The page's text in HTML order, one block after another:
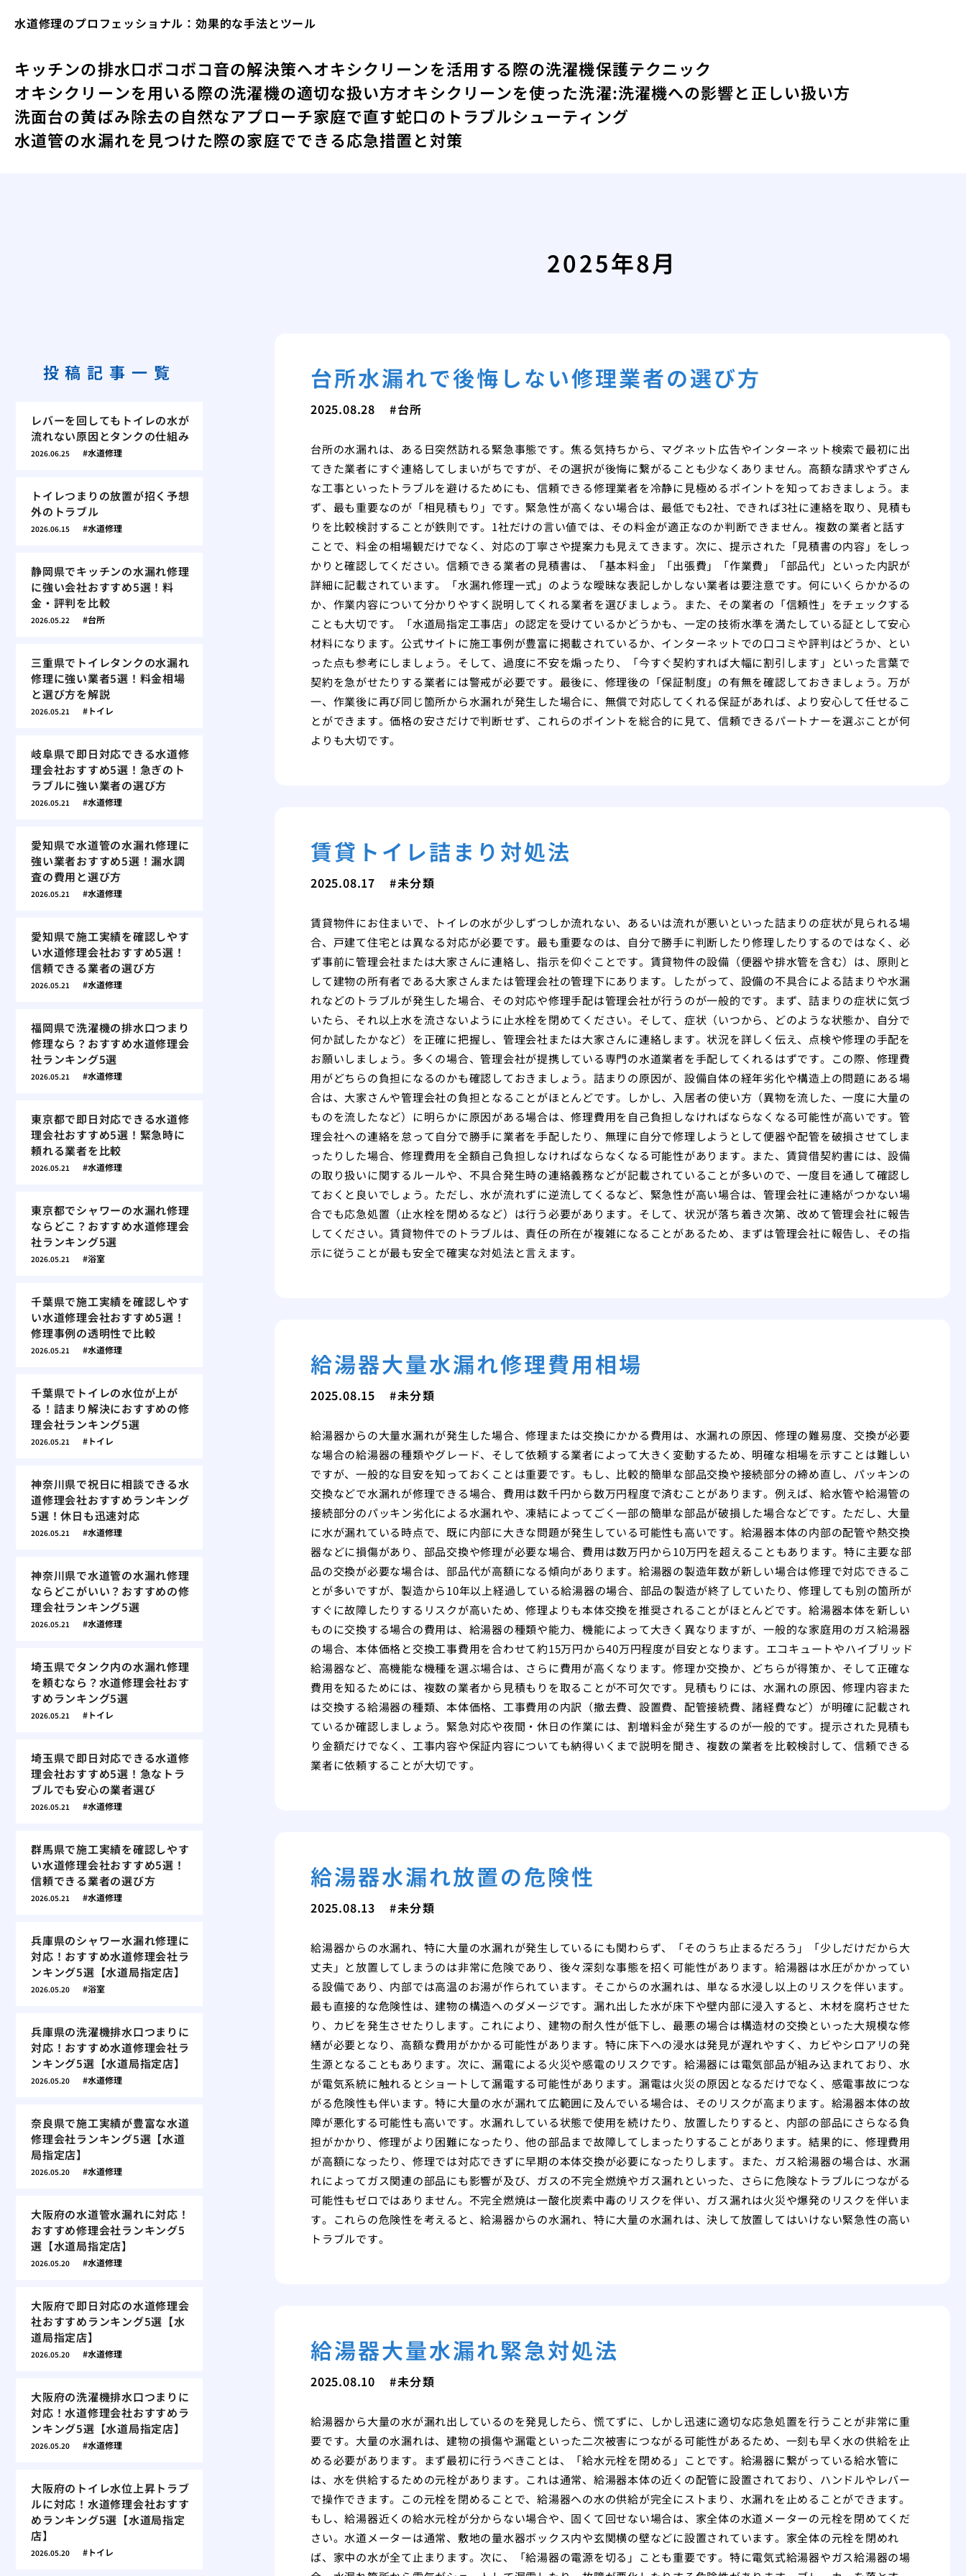
水道修理のプロフェッショナル：効果的な手法とツール
キッチンの排水口ボコボコ音の解決策へオキシクリーンを活用する際の洗濯機保護テクニック
オキシクリーンを用いる際の洗濯機の適切な扱い方オキシクリーンを使った洗濯:洗濯機への影響と正しい扱い方
洗面台の黄ばみ除去の自然なアプローチ家庭で直す蛇口のトラブルシューティング
水道管の水漏れを見つけた際の家庭でできる応急措置と対策
2025年8月
台所水漏れで後悔しない修理業者の選び方
2025.08.28 台所
台所の水漏れは、ある日突然訪れる緊急事態です。焦る気持ちから、マグネット広告やインターネット検索で最初に出
てきた業者にすぐ連絡してしまいがちですが、その選択が後悔に繋がることも少なくありません。高額な請求やずさん
な工事といったトラブルを避けるためにも、信頼できる修理業者を冷静に見極めるポイントを知っておきましょう。ま
ず、最も重要なのが「相見積もり」です。緊急性が高くない場合は、最低でも2社、できれば3社に連絡を取り、見積も
りを比較検討することが鉄則です。1社だけの言い値では、その料金が適正なのか判断できません。複数の業者と話す
ことで、料金の相場観だけでなく、対応の丁寧さや提案力も見えてきます。次に、提示された「見積書の内容」をしっ
かりと確認してください。信頼できる業者の見積書は、「基本料金」「出張費」「作業費」「部品代」といった内訳が
詳細に記載されています。「水漏れ修理一式」のような曖昧な表記しかしない業者は要注意です。何にいくらかかるの
か、作業内容について分かりやすく説明してくれる業者を選びましょう。また、その業者の「信頼性」をチェックする
ことも大切です。「水道局指定工事店」の認定を受けているかどうかも、一定の技術水準を満たしている証として安心
材料になります。公式サイトに施工事例が豊富に掲載されているか、インターネットでの口コミや評判はどうか、とい
った点も参考にしましょう。そして、過度に不安を煽ったり、「今すぐ契約すれば大幅に割引します」といった言葉で
契約を急がせたりする業者には警戒が必要です。最後に、修理後の「保証制度」の有無を確認しておきましょう。万が
一、作業後に再び同じ箇所から水漏れが発生した場合に、無償で対応してくれる保証があれば、より安心して任せるこ
とができます。価格の安さだけで判断せず、これらのポイントを総合的に見て、信頼できるパートナーを選ぶことが何
よりも大切です。
賃貸トイレ詰まり対処法
2025.08.17 未分類
賃貸物件にお住まいで、トイレの水が少しずつしか流れない、あるいは流れが悪いといった詰まりの症状が見られる場
合、戸建て住宅とは異なる対応が必要です。最も重要なのは、自分で勝手に判断したり修理したりするのではなく、必
ず事前に管理会社または大家さんに連絡し、指示を仰ぐことです。賃貸物件の設備（便器や排水管を含む）は、原則と
して建物の所有者である大家さんまたは管理会社の管理下にあります。したがって、設備の不具合による詰まりや水漏
れなどのトラブルが発生した場合、その対応や修理手配は管理会社が行うのが一般的です。まず、詰まりの症状に気づ
いたら、それ以上水を流さないように止水栓を閉めてください。そして、症状（いつから、どのような状態か、自分で
何か試したかなど）を正確に把握し、管理会社または大家さんに連絡します。状況を詳しく伝え、点検や修理の手配を
お願いしましょう。多くの場合、管理会社が提携している専門の水道業者を手配してくれるはずです。この際、修理費
用がどちらの負担になるのかも確認しておきましょう。詰まりの原因が、設備自体の経年劣化や構造上の問題にある場
合は、大家さんや管理会社の負担となることがほとんどです。しかし、入居者の使い方（異物を流した、一度に大量の
ものを流したなど）に明らかに原因がある場合は、修理費用を自己負担しなければならなくなる可能性が高いです。管
理会社への連絡を怠って自分で勝手に業者を手配したり、無理に自分で修理しようとして便器や配管を破損させてしま
ったりした場合、修理費用を全額自己負担しなければならなくなる可能性があります。また、賃貸借契約書には、設備
の取り扱いに関するルールや、不具合発生時の連絡義務などが記載されていることが多いので、一度目を通して確認し
ておくと良いでしょう。ただし、水が流れずに逆流してくるなど、緊急性が高い場合は、管理会社に連絡がつかない場
合でも応急処置（止水栓を閉めるなど）は行う必要があります。そして、状況が落ち着き次第、改めて管理会社に報告
してください。賃貸物件でのトラブルは、責任の所在が複雑になることがあるため、まずは管理会社に報告し、その指
示に従うことが最も安全で確実な対処法と言えます。
給湯器大量水漏れ修理費用相場
2025.08.15 未分類
給湯器からの大量水漏れが発生した場合、修理または交換にかかる費用は、水漏れの原因、修理の難易度、交換が必要
な場合の給湯器の種類やグレード、そして依頼する業者によって大きく変動するため、明確な相場を示すことは難しい
ですが、一般的な目安を知っておくことは重要です。もし、比較的簡単な部品交換や接続部分の締め直し、パッキンの
交換などで水漏れが修理できる場合、費用は数千円から数万円程度で済むことがあります。例えば、給水管や給湯管の
接続部分のパッキン劣化による水漏れや、凍結によってごく一部の簡単な部品が破損した場合などです。ただし、大量
に水が漏れている時点で、既に内部に大きな問題が発生している可能性も高いです。給湯器本体の内部の配管や熱交換
器などに損傷があり、部品交換や修理が必要な場合、費用は数万円から10万円を超えることもあります。特に主要な部
品の交換が必要な場合は、部品代が高額になる傾向があります。給湯器の製造年数が新しい場合は修理で対応できるこ
とが多いですが、製造から10年以上経過している給湯器の場合、部品の製造が終了していたり、修理しても別の箇所が
すぐに故障したりするリスクが高いため、修理よりも本体交換を推奨されることがほとんどです。給湯器本体を新しい
ものに交換する場合の費用は、給湯器の種類や能力、機能によって大きく異なりますが、一般的な家庭用のガス給湯器
の場合、本体価格と交換工事費用を合わせて約15万円から40万円程度が目安となります。エコキュートやハイブリッド
給湯器など、高機能な機種を選ぶ場合は、さらに費用が高くなります。修理か交換か、どちらが得策か、そして正確な
費用を知るためには、複数の業者から見積もりを取ることが不可欠です。見積もりには、水漏れの原因、修理内容また
は交換する給湯器の種類、本体価格、工事費用の内訳（撤去費、設置費、配管接続費、諸経費など）が明確に記載され
ているか確認しましょう。緊急対応や夜間・休日の作業には、割増料金が発生するのが一般的です。提示された見積も
り金額だけでなく、工事内容や保証内容についても納得いくまで説明を聞き、複数の業者を比較検討して、信頼できる
業者に依頼することが大切です。
給湯器水漏れ放置の危険性
2025.08.13 未分類
給湯器からの水漏れ、特に大量の水漏れが発生しているにも関わらず、「そのうち止まるだろう」「少しだけだから大
丈夫」と放置してしまうのは非常に危険であり、後々深刻な事態を招く可能性があります。給湯器は水圧がかかってい
る設備であり、内部では高温のお湯が作られています。そこからの水漏れは、単なる水浸し以上のリスクを伴います。
最も直接的な危険性は、建物の構造へのダメージです。漏れ出した水が床下や壁内部に浸入すると、木材を腐朽させた
り、カビを発生させたりします。これにより、建物の耐久性が低下し、最悪の場合は構造材の交換といった大規模な修
繕が必要となり、高額な費用がかかる可能性があります。特に床下への浸水は発見が遅れやすく、カビやシロアリの発
生源となることもあります。次に、漏電による火災や感電のリスクです。給湯器には電気部品が組み込まれており、水
が電気系統に触れるとショートして漏電する可能性があります。漏電は火災の原因となるだけでなく、感電事故につな
がる危険性も伴います。特に大量の水が漏れて広範囲に及んでいる場合は、そのリスクが高まります。給湯器本体の故
障が悪化する可能性も高いです。水漏れしている状態で使用を続けたり、放置したりすると、内部の部品にさらなる負
担がかかり、修理がより困難になったり、他の部品まで故障してしまったりすることがあります。結果的に、修理費用
が高額になったり、修理では対応できずに早期の本体交換が必要になったりします。また、ガス給湯器の場合は、水漏
れによってガス関連の部品にも影響が及び、ガスの不完全燃焼やガス漏れといった、さらに危険なトラブルにつながる
可能性もゼロではありません。不完全燃焼は一酸化炭素中毒のリスクを伴い、ガス漏れは火災や爆発のリスクを伴いま
す。これらの危険性を考えると、給湯器からの水漏れ、特に大量の水漏れは、決して放置してはいけない緊急性の高い
トラブルです。
給湯器大量水漏れ緊急対処法
2025.08.10 未分類
給湯器から大量の水が漏れ出しているのを発見したら、慌てずに、しかし迅速に適切な応急処置を行うことが非常に重
要です。大量の水漏れは、建物の損傷や漏電といった二次被害につながる可能性があるため、一刻も早く水の供給を止
める必要があります。まず最初に行うべきことは、「給水元栓を閉める」ことです。給湯器に繋がっている給水管に
は、水を供給するための元栓があります。これは通常、給湯器本体の近くの配管に設置されており、ハンドルやレバー
で操作できます。この元栓を閉めることで、給湯器への水の供給が完全にストまり、水漏れを止めることができます。
もし、給湯器近くの給水元栓が分からない場合や、固くて回せない場合は、家全体の水道メーターの元栓を閉めてくだ
さい。水道メーターは通常、敷地の量水器ボックス内や玄関横の壁などに設置されています。家全体の元栓を閉めれ
ば、家中の水が全て止まります。次に、「給湯器の電源を切る」ことも重要です。特に電気式給湯器やガス給湯器の場
投稿記事一覧
レバーを回してもトイレの水が
流れない原因とタンクの仕組み
2026.06.25 水道修理
トイレつまりの放置が招く予想
外のトラブル
2026.06.15 水道修理
静岡県でキッチンの水漏れ修理
に強い会社おすすめ5選！料
金・評判を比較
2026.05.22 台所
三重県でトイレタンクの水漏れ
修理に強い業者5選！料金相場
と選び方を解説
2026.05.21 トイレ
岐阜県で即日対応できる水道修
理会社おすすめ5選！急ぎのト
ラブルに強い業者の選び方
2026.05.21 水道修理
愛知県で水道管の水漏れ修理に
強い業者おすすめ5選！漏水調
査の費用と選び方
2026.05.21 水道修理
愛知県で施工実績を確認しやす
い水道修理会社おすすめ5選！
信頼できる業者の選び方
2026.05.21 水道修理
福岡県で洗濯機の排水口つまり
修理なら？おすすめ水道修理会
社ランキング5選
2026.05.21 水道修理
東京都で即日対応できる水道修
理会社おすすめ5選！緊急時に
頼れる業者を比較
2026.05.21 水道修理
東京都でシャワーの水漏れ修理
ならどこ？おすすめ水道修理会
社ランキング5選
2026.05.21 浴室
千葉県で施工実績を確認しやす
い水道修理会社おすすめ5選！
修理事例の透明性で比較
2026.05.21 水道修理
千葉県でトイレの水位が上が
る！詰まり解決におすすめの修
理会社ランキング5選
2026.05.21 トイレ
神奈川県で祝日に相談できる水
道修理会社おすすめランキング
5選！休日も迅速対応
2026.05.21 水道修理
神奈川県で水道管の水漏れ修理
ならどこがいい？おすすめの修
理会社ランキング5選
2026.05.21 水道修理
埼玉県でタンク内の水漏れ修理
を頼むなら？水道修理会社おす
すめランキング5選
2026.05.21 トイレ
埼玉県で即日対応できる水道修
理会社おすすめ5選！急なトラ
ブルでも安心の業者選び
2026.05.21 水道修理
群馬県で施工実績を確認しやす
い水道修理会社おすすめ5選！
信頼できる業者の選び方
2026.05.21 水道修理
兵庫県のシャワー水漏れ修理に
対応！おすすめ水道修理会社ラ
ンキング5選【水道局指定店】
2026.05.20 浴室
兵庫県の洗濯機排水口つまりに
対応！おすすめ水道修理会社ラ
ンキング5選【水道局指定店】
2026.05.20 水道修理
奈良県で施工実績が豊富な水道
修理会社ランキング5選【水道
局指定店】
2026.05.20 水道修理
大阪府の水道管水漏れに対応！
おすすめ修理会社ランキング5
選【水道局指定店】
2026.05.20 水道修理
大阪府で即日対応の水道修理会
社おすすめランキング5選【水
道局指定店】
2026.05.20 水道修理
大阪府の洗濯機排水口つまりに
対応！水道修理会社おすすめラ
ンキング5選【水道局指定店】
2026.05.20 水道修理
大阪府のトイレ水位上昇トラブ
ルに対応！水道修理会社おすす
めランキング5選【水道局指定
店】
2026.05.20 トイレ